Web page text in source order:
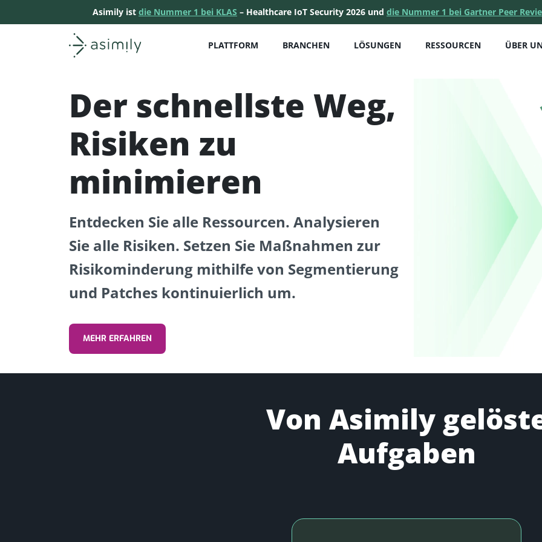
Asimily ist die Nummer 1 bei KLAS – Healthcare IoT Security 2026 und die Nummer 1 bei Gartner Peer
PLATTFORM BRANCHEN LÖSUNGEN RESSOURCEN ÜBER
Der schnellste Weg,
Risiken zu
minimieren
Entdecken Sie alle Ressourcen. Analysieren
Sie alle Risiken. Setzen Sie Maßnahmen zur
Risikominderung mithilfe von Segmentierung
und Patches kontinuierlich um.
MEHR ERFAHREN
Von Asimily
Aufgaben